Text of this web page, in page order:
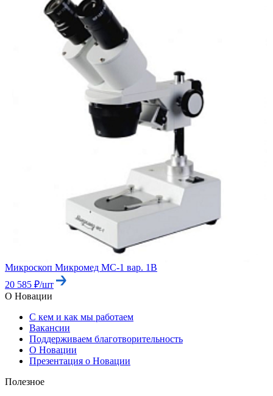
Микроскоп Микромед МС-1 вар. 1В
20 585 ₽/шт
О Новации
С кем и как мы работаем
Вакансии
Поддерживаем благотворительность
О Новации
Презентация о Новации
Полезное